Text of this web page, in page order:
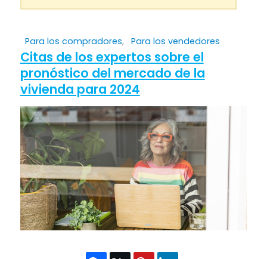
Para los compradores, Para los vendedores
Citas de los expertos sobre el
pronóstico del mercado de la
vivienda para 2024